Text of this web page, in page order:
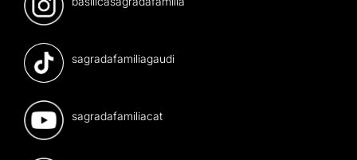
sagradafamiliagaudi
sagradafamiliacat